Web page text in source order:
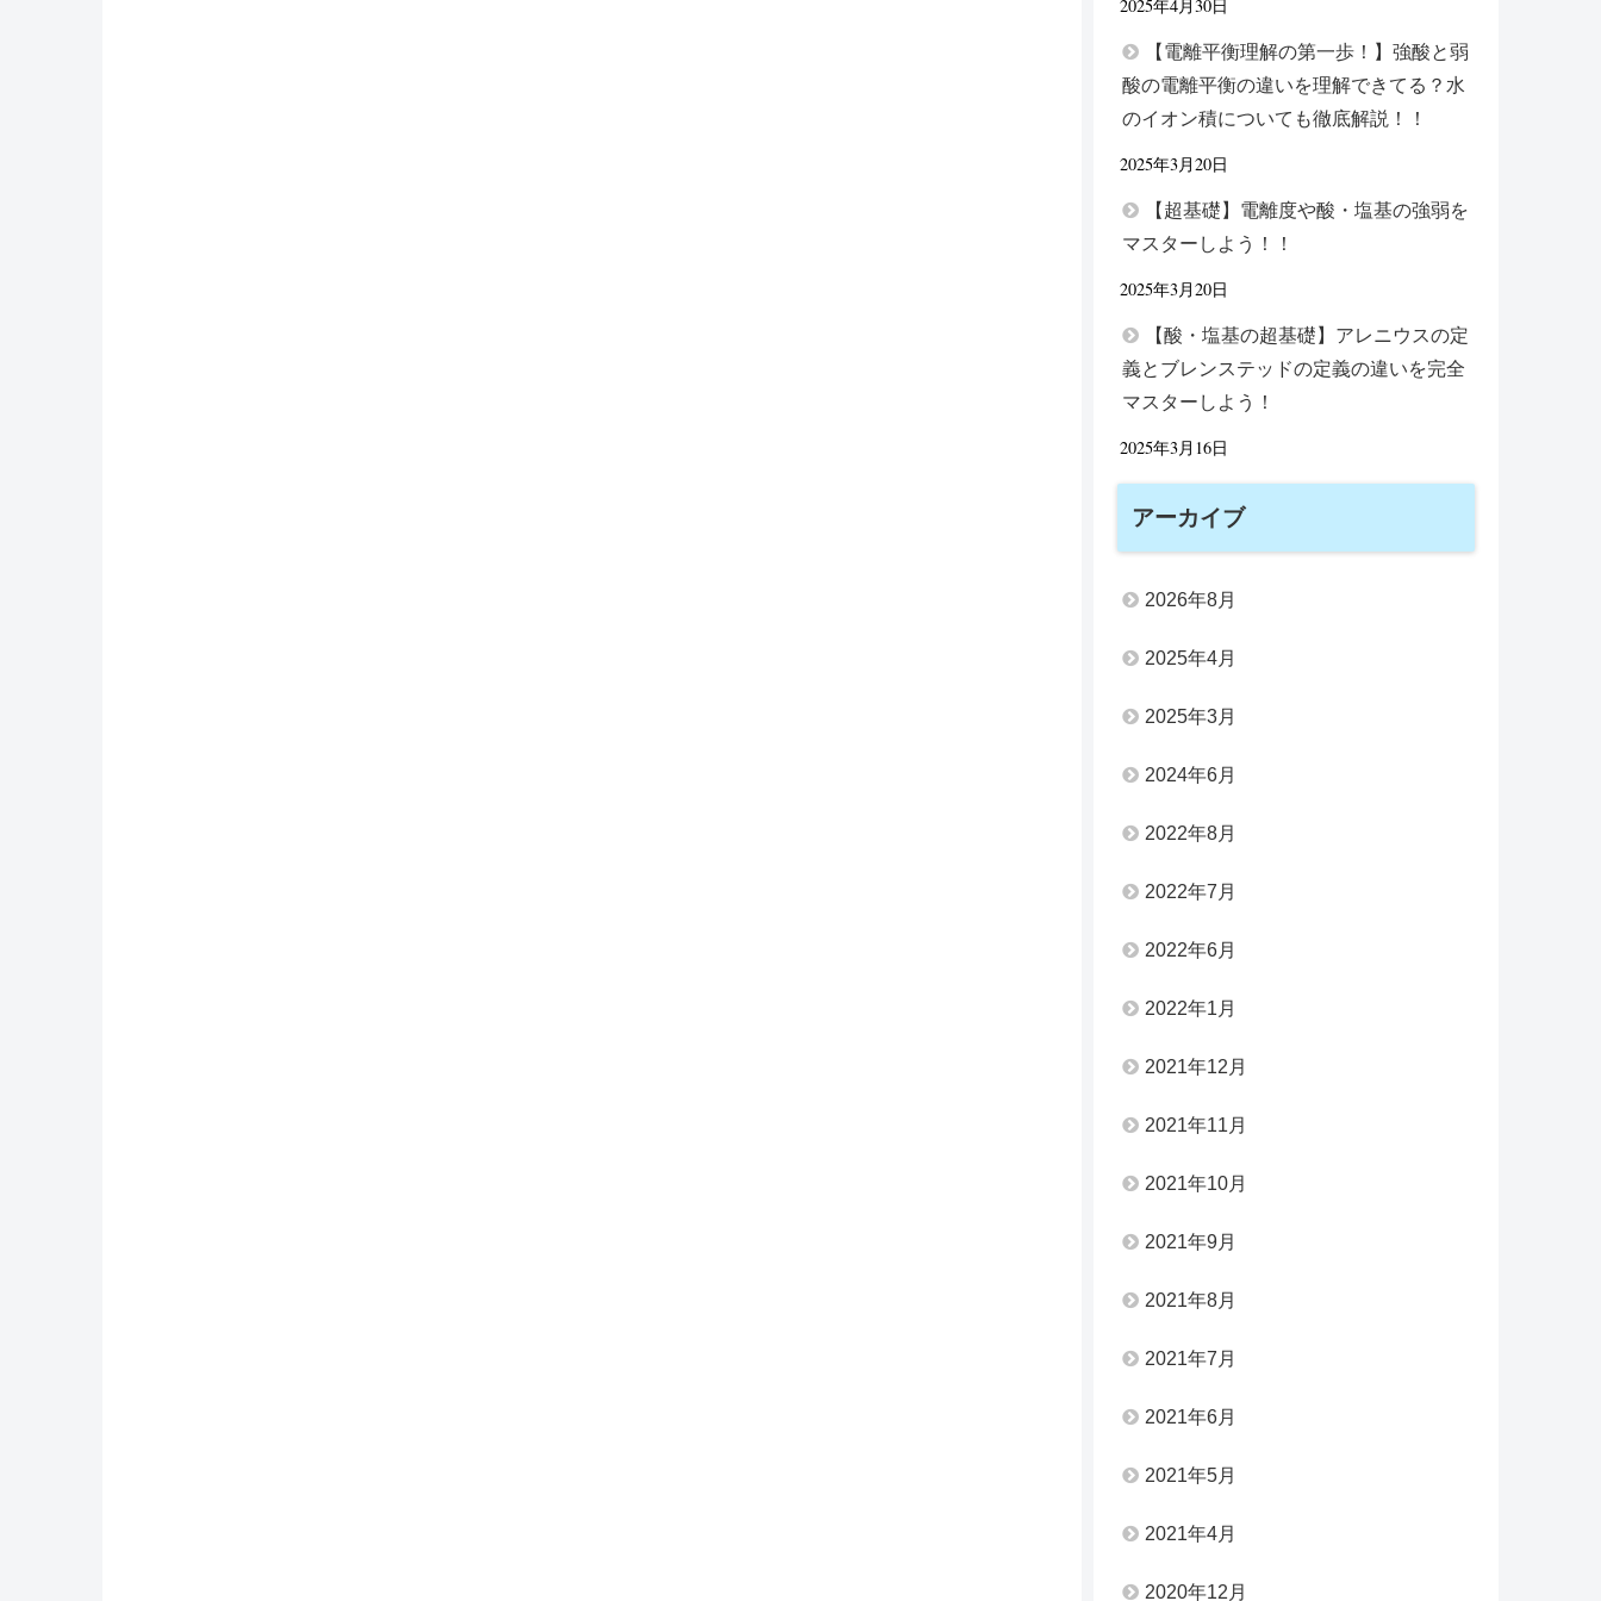
2025年4月30日
【電離平衡理解の第一歩！】強酸と弱
酸の電離平衡の違いを理解できてる？水
のイオン積についても徹底解説！！
2025年3月20日
【超基礎】電離度や酸・塩基の強弱を
マスターしよう！！
2025年3月20日
【酸・塩基の超基礎】アレニウスの定
義とブレンステッドの定義の違いを完全
マスターしよう！
2025年3月16日
アーカイブ
2026年8月
2025年4月
2025年3月
2024年6月
2022年8月
2022年7月
2022年6月
2022年1月
2021年12月
2021年11月
2021年10月
2021年9月
2021年8月
2021年7月
2021年6月
2021年5月
2021年4月
2020年12月